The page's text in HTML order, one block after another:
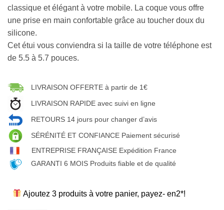
classique et élégant à votre mobile. La coque vous offre
une prise en main confortable grâce au toucher doux du
silicone.
Cet étui vous conviendra si la taille de votre téléphone est
de 5.5 à 5.7 pouces.
LIVRAISON OFFERTE à partir de 1€
LIVRAISON RAPIDE avec suivi en ligne
RETOURS 14 jours pour changer d’avis
SÉRÉNITÉ ET CONFIANCE Paiement sécurisé
ENTREPRISE FRANÇAISE Expédition France
GARANTI 6 MOIS Produits fiable et de qualité
Ajoutez 3 produits à votre panier, payez- en2*!